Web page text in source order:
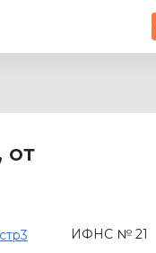
от
ИФНС № 21